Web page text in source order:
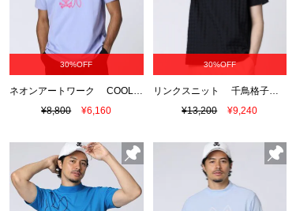
30%OFF
ネオンアートワーク COOLMAXTシャツ
¥8,800
¥6,160
30%OFF
リンクスニット 千鳥格子柄Tシャツ
¥13,200
¥9,240